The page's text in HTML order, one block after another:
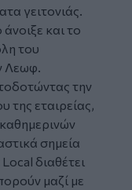
γειτονιάς.
και το
του
Λεωφ.
την
της εταιρείας,
σημεία
διαθέτει
μαζί με